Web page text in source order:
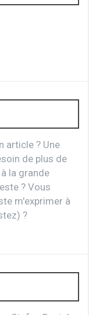
article ? Une
de plus de
la grande
? Vous
m'exprimer à
?